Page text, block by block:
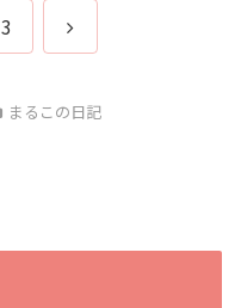
3
次
まるこの日記